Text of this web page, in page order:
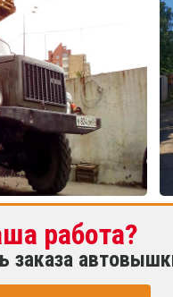
работа?
заказа